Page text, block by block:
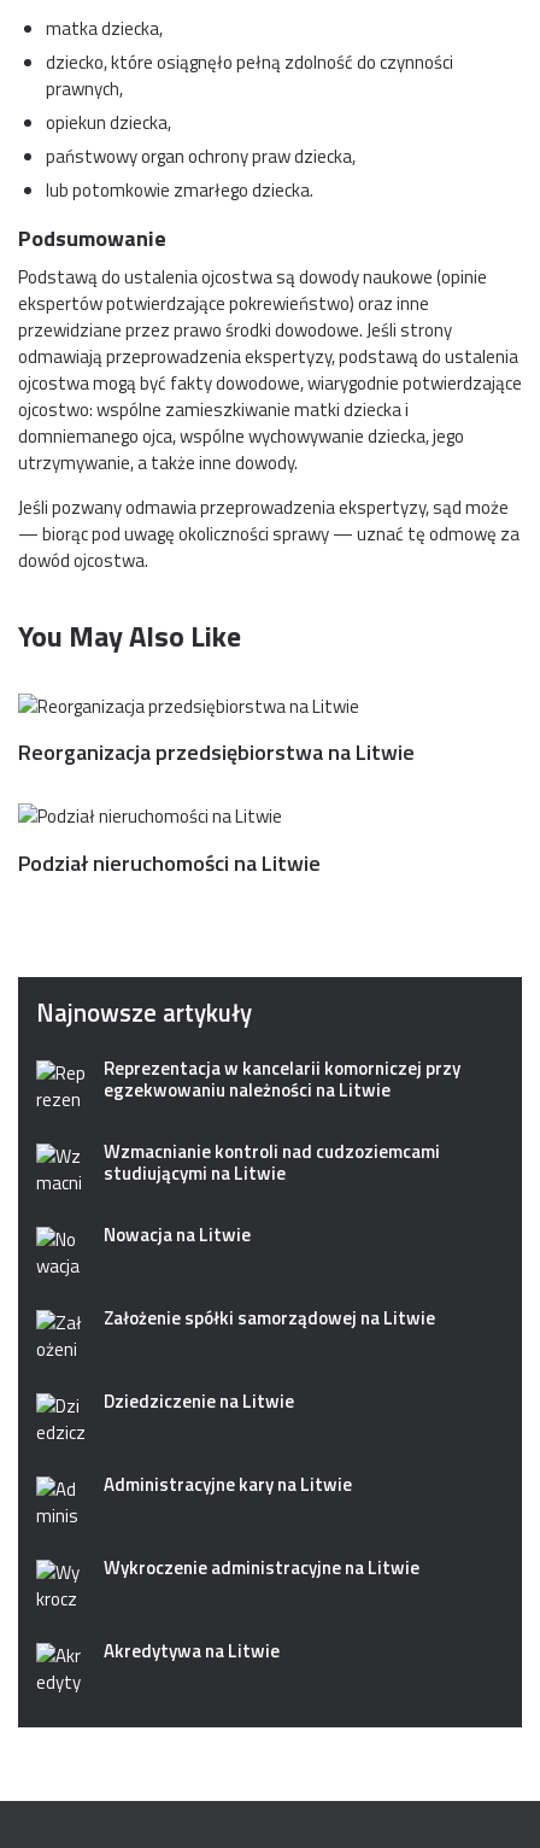
matka dziecka,
dziecko, które osiągnęło pełną zdolność do czynności
prawnych,
opiekun dziecka,
państwowy organ ochrony praw dziecka,
lub potomkowie zmarłego dziecka.
Podsumowanie
Podstawą do ustalenia ojcostwa są dowody naukowe (opinie
ekspertów potwierdzające pokrewieństwo) oraz inne
przewidziane przez prawo środki dowodowe. Jeśli strony
odmawiają przeprowadzenia ekspertyzy, podstawą do ustalenia
ojcostwa mogą być fakty dowodowe, wiarygodnie potwierdzające
ojcostwo: wspólne zamieszkiwanie matki dziecka i
domniemanego ojca, wspólne wychowywanie dziecka, jego
utrzymywanie, a także inne dowody.
Jeśli pozwany odmawia przeprowadzenia ekspertyzy, sąd może
— biorąc pod uwagę okoliczności sprawy — uznać tę odmowę za
dowód ojcostwa.
You May Also Like
Reorganizacja przedsiębiorstwa na Litwie
Podział nieruchomości na Litwie
Najnowsze artykuły
Reprezentacja w kancelarii komorniczej przy
egzekwowaniu należności na Litwie
Wzmacnianie kontroli nad cudzoziemcami
studiującymi na Litwie
Nowacja na Litwie
Założenie spółki samorządowej na Litwie
Dziedziczenie na Litwie
Administracyjne kary na Litwie
Wykroczenie administracyjne na Litwie
Akredytywa na Litwie